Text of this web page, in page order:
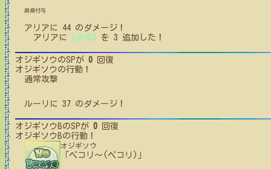
麻痺付与
アリア に 44のダメージ！
アリア に 【麻痺】 を 3 追加した！
オジギソウ のSPが 0 回復
オジギソウ の行動！
通常攻撃
ルーリ に 37 のダメージ！
オジギソウBのSPが 0 回復
オジギソウBの行動！
オジギソウ
「ペコリ〜(ペコリ)」